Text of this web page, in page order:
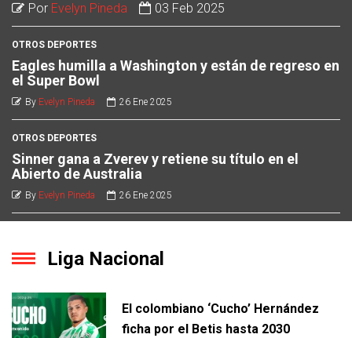
Por Evelyn Pineda 03 Feb 2025
OTROS DEPORTES
Eagles humilla a Washington y están de regreso en
el Super Bowl
By Evelyn Pineda 26 Ene 2025
OTROS DEPORTES
Sinner gana a Zverev y retiene su título en el
Abierto de Australia
By Evelyn Pineda 26 Ene 2025
Liga Nacional
El colombiano ‘Cucho’ Hernández
ficha por el Betis hasta 2030